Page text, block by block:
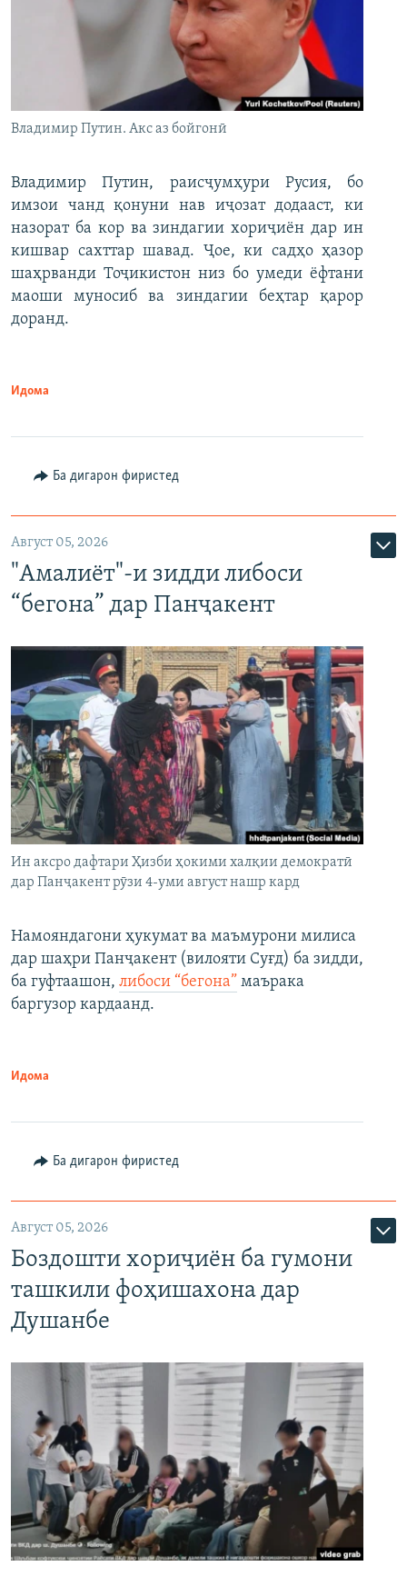
Владимир Путин. Акс аз бойгонӣ
Владимир Путин, раисҷумҳури Русия, бо
имзои чанд қонуни нав иҷозат додааст, ки
назорат ба кор ва зиндагии хориҷиён дар ин
кишвар сахттар шавад. Ҷое, ки садҳо ҳазор
шаҳрванди Тоҷикистон низ бо умеди ёфтани
маоши муносиб ва зиндагии беҳтар қарор
доранд.
Идома
Ба дигарон фиристед
Август 05, 2026
"Амалиёт"-и зидди либоси
“бегона” дар Панҷакент
Ин аксро дафтари Ҳизби ҳокими халқии демократӣ
дар Панҷакент рӯзи 4-уми август нашр кард
Намояндагони ҳукумат ва маъмурони милиса
дар шаҳри Панҷакент (вилояти Суғд) ба зидди,
ба гуфтаашон, либоси “бегона” маърака
баргузор кардаанд.
Идома
Ба дигарон фиристед
Август 05, 2026
Боздошти хориҷиён ба гумони
ташкили фоҳишахона дар
Душанбе